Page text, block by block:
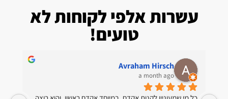
עשרות אלפי לקוחות לא
טועים!
rafi aharonoich